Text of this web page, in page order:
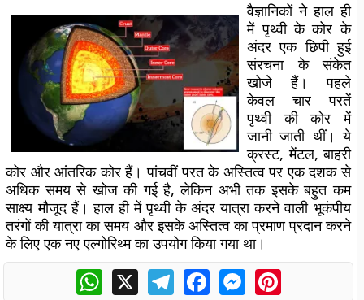
वैज्ञानिकों ने हाल ही
में पृथ्वी के कोर के
अंदर एक छिपी हुई
संरचना के संकेत
खोजे हैं। पहले
केवल चार परतें
पृथ्वी की कोर में
जानी जाती थीं। ये
क्रस्ट, मेंटल, बाहरी
कोर और आंतरिक कोर हैं। पांचवीं परत के अस्तित्व पर एक दशक से
अधिक समय से खोज की गई है, लेकिन अभी तक इसके बहुत कम
साक्ष्य मौजूद हैं। हाल ही में पृथ्वी के अंदर यात्रा करने वाली भूकंपीय
तरंगों की यात्रा का समय और इसके अस्तित्व का प्रमाण प्रदान करने
के लिए एक नए एल्गोरिथ्म का उपयोग किया गया था।
WhatsApp
X TelegramFacebookMessengerPinterest